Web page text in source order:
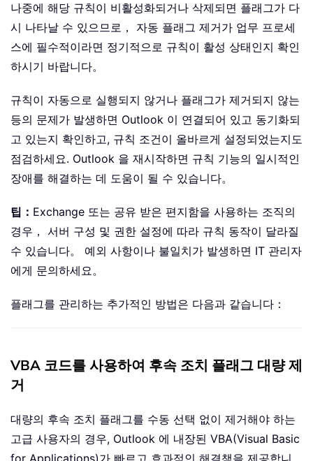
나중에 해당 규칙이 비활성화되거나 삭제되면 플래그가 다
시 나타날 수 있으므로， 자동 플래그 제거가 업무 프로세
스에 필수적이라면 정기적으로 규칙이 활성 상태인지 확인
하시기 바랍니다。
규칙이 자동으로 실행되지 않거나 플래그가 제거되지 않는
등의 문제가 발생하면 Outlook 이 연결되어 있고 동기화되
고 있는지 확인하고, 규칙 조건이 올바르게 설정되었는지도
점검하세요. Outlook 을 재시작하면 규칙 기능의 일시적인
장애를 해결하는 데 도움이 될 수 있습니다。
팁： Exchange 또는 공유 받은 편지함을 사용하는 조직의
경우， 서버 구성 및 권한 설정에 따라 규칙 동작이 달라질
수 있습니다。 예외 사항이나 불일치가 발생하면 IT 관리자
에게 문의하세요。
플래그를 관리하는 추가적인 방법은 다음과 같습니다：
VBA 코드를 사용하여 후속 조치 플래그 대량 제
거
대량의 후속 조치 플래그를 수동 선택 없이 제거해야 하는
고급 사용자의 경우, Outlook 에 내장된 VBA(Visual Basic